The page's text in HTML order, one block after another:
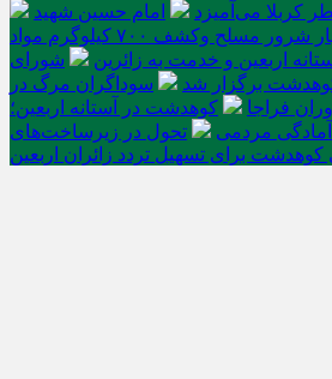
کربلا می‌آمیزد
امام حسین شهید
هلاکت چهار شرور مسلح وکشف ۷۰۰ کیلوگرم مواد
اربعین و خدمت‌ به زائرین
شورای
برگزار شد
سوداگران مرگ در
فراجا
کوهدشت در آستانه اربعین؛
آمادگی مردمی
تحول در زیرساخت‌های
کوهدشت برای تسهیل تردد زائران اربعین